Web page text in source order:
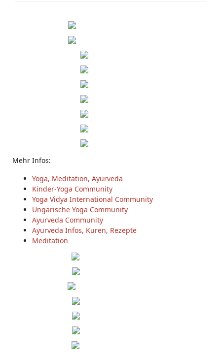
Mehr Infos:
Yoga, Meditation, Ayurveda
Kinder-Yoga Community
Yoga Vidya International Community
Ungarische Yoga Community
Ayurveda Community
Ayurveda Infos, Kuren, Rezepte
Meditation